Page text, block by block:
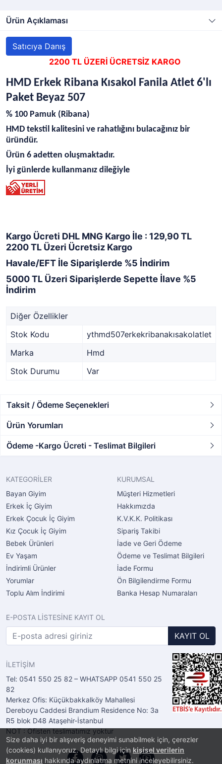
Size daha iyi bir alışveriş deneyimi sunabilmek için, çerezler
(cookies) kullanıyoruz. Detaylı bilgi için kişisel verilerin
korunması hakkında aydınlatma metnini inceleyebilirsiniz.
Ürün Açıklaması
Satıcıya Danış
2200 TL ÜZERİ ÜCRETSİZ KARGO
HMD Erkek Ribana Kısakol Fanila Atlet 6'lı
Paket Beyaz 507
% 100 Pamuk (Ribana)
HMD tekstil kalitesini ve rahatlığını bulacağınız bir
üründür.
Ürün 6 adetten oluşmaktadır.
İyi günlerde kullanmanız dileğiyle
Kargo Ücreti DHL MNG Kargo İle : 129,90 TL
2200 TL Üzeri Ücretsiz Kargo
Havale/EFT İle Siparişlerde %5 İndirim
5000 TL Üzeri Siparişlerde Sepette İlave %5
İndirim
Diğer Özellikler
Stok Kodu
ythmd507erkekribanakısakolatlet
Marka
Hmd
Stok Durumu
Var
Taksit / Ödeme Seçenekleri
Ürün Yorumları
Ödeme -Kargo Ücreti - Teslimat Bilgileri
KATEGORİLER
Bayan Giyim
Erkek İç Giyim
Erkek Çocuk İç Giyim
Kız Çocuk İç Giyim
Bebek Ürünleri
Ev Yaşam
İndirimli Ürünler
Yorumlar
Toplu Alım İndirimi
KURUMSAL
Müşteri Hizmetleri
Hakkımızda
K.V.K.K. Politikası
Sipariş Takibi
İade ve Geri Ödeme
Ödeme ve Teslimat Bilgileri
İade Formu
Ön Bilgilendirme Formu
Banka Hesap Numaraları
E-POSTA LİSTESİNE KAYIT OL
KAYIT OL
İLETİŞİM
Tel: 0541 550 25 82 – WHATSAPP 0541 550 25
82
Merkez Ofis: Küçükbakkalköy Mahallesi
Dereboyu Caddesi Brandium Residence No: 3a
R5 blok D48 Ataşehir-İstanbul
NOT : Ofisten teslimatımız yoktur